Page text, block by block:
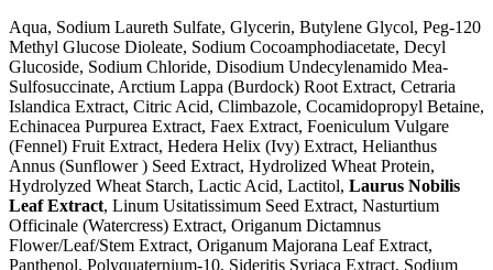
Aqua, Sodium Laureth Sulfate, Glycerin, Butylene Glycol, Peg-120
Methyl Glucose Dioleate, Sodium Cocoamphodiacetate, Decyl
Glucoside, Sodium Chloride, Disodium Undecylenamido Mea-
Sulfosuccinate, Arctium Lappa (Burdock) Root Extract, Cetraria
Islandica Extract, Citric Acid, Climbazole, Cocamidopropyl Betaine,
Echinacea Purpurea Extract, Faex Extract, Foeniculum Vulgare
(Fennel) Fruit Extract, Hedera Helix (Ivy) Extract, Helianthus
Annus (Sunflower ) Seed Extract, Hydrolized Wheat Protein,
Hydrolyzed Wheat Starch, Lactic Acid, Lactitol, Laurus Nobilis
Leaf Extract, Linum Usitatissimum Seed Extract, Nasturtium
Officinale (Watercress) Extract, Origanum Dictamnus
Flower/Leaf/Stem Extract, Origanum Majorana Leaf Extract,
Panthenol, Polyquaternium-10, Sideritis Syriaca Extract, Sodium